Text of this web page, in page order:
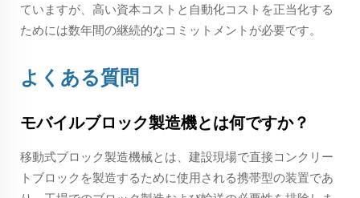
ていますが、高い資本コストと自動化コストを正当化する
ためには数年間の継続的なコミットメントが必要です。
よくある質問
モバイルブロック製造機とは何ですか？
移動式ブロック製造機械とは、建設現場で直接コンクリー
トブロックを製造するために使用される携帯型の装置であ